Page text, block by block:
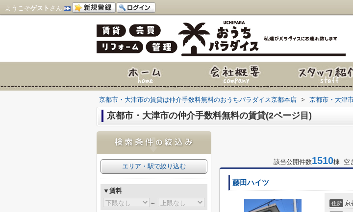
ようこそゲスト さん
京都市・大津市の賃貸は仲介手数料無料のおうちパラダイス京都本店 > 京都市・大津
京都市・大津市の仲介手数料無料の賃貸(2ページ目)
該当公開件数1510棟 空
藤田ハイツ
住所 京
エリア・駅で絞り込む
▼賃料
～